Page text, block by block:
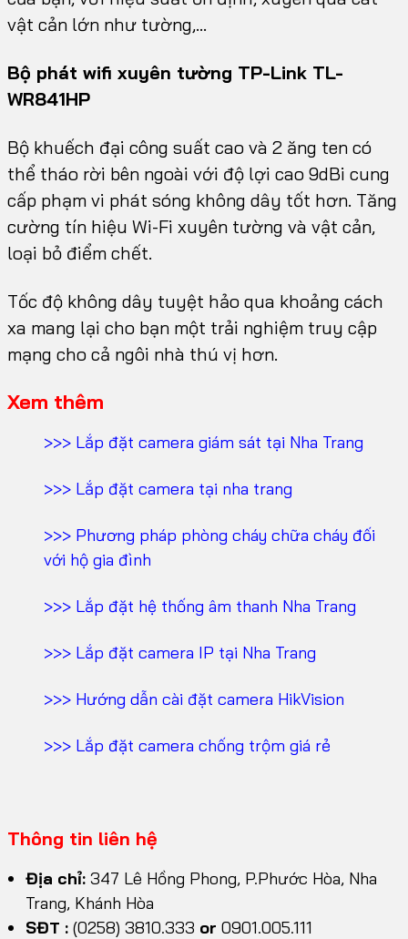
vật cản lớn như tường,…
Bộ phát wifi xuyên tường TP-Link TL-
WR841HP
Bộ khuếch đại công suất cao và 2 ăng ten có
thể tháo rời bên ngoài với độ lợi cao 9dBi cung
cấp phạm vi phát sóng không dây tốt hơn. Tăng
cường tín hiệu Wi-Fi xuyên tường và vật cản,
loại bỏ điểm chết.
Tốc độ không dây tuyệt hảo qua khoảng cách
xa mang lại cho bạn một trải nghiệm truy cập
mạng cho cả ngôi nhà thú vị hơn.
Xem thêm
>>> Lắp đặt camera giám sát tại Nha Trang
>>> Lắp đặt camera tại nha trang
>>> Phương pháp phòng cháy chữa cháy đối
với hộ gia đình
>>> Lắp đặt hệ thống âm thanh Nha Trang
>>> Lắp đặt camera IP tại Nha Trang
>>> Hướng dẫn cài đặt camera HikVision
>>> Lắp đặt camera chống trộm giá rẻ
Thông tin liên hệ
Địa chỉ: 347 Lê Hồng Phong, P.Phước Hòa, Nha
Trang, Khánh Hòa
SĐT : (0258) 3810.333 or 0901.005.111